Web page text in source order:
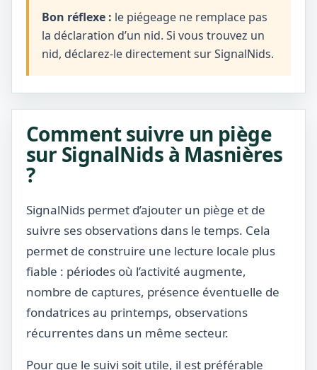
Bon réflexe : le piégeage ne remplace pas
la déclaration d’un nid. Si vous trouvez un
nid, déclarez-le directement sur SignalNids.
Comment suivre un piège
sur SignalNids à Masnières
?
SignalNids permet d’ajouter un piège et de
suivre ses observations dans le temps. Cela
permet de construire une lecture locale plus
fiable : périodes où l’activité augmente,
nombre de captures, présence éventuelle de
fondatrices au printemps, observations
récurrentes dans un même secteur.
Pour que le suivi soit utile, il est préférable